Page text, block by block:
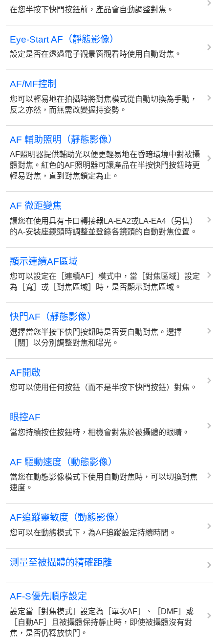
在您半按下快門按鈕前，產品會自動調整對焦。
Eye-Start AF（靜態影像）
設定是否在透過電子觀景窗觀看時使用自動對焦。
AF/MF控制
您可以輕易地在拍攝時將對焦模式從自動切換為手動，
反之亦然，而無需改變握持姿勢。
AF 輔助照明（靜態影像）
AF照明器提供輔助光以便更輕易地在昏暗環境中對被攝
體對焦。紅色的AF照明器可讓產品在半按快門按鈕時更
輕易對焦，直到對焦鎖定為止。
AF 微距變焦
讓您在使用具有卡口轉接器LA-EA2或LA-EA4（另售）
的A-安裝座鏡頭時調整並登錄各鏡頭的自動對焦位置。
顯示連續AF區域
您可以設定在［連續AF］模式中，當［對焦區域］設定
為［寬］或［對焦區域］時，是否顯示對焦區域。
快門AF（靜態影像）
選擇當您半按下快門按鈕時是否要自動對焦。選擇
［關］以分別調整對焦和曝光。
AF開啟
您可以使用任何按鈕（而不是半按下快門按鈕）對焦。
眼控AF
當您持續按住按鈕時，相機會對焦於被攝體的眼睛。
AF 驅動速度（動態影像）
當您在動態影像模式下使用自動對焦時，可以切換對焦
速度。
AF追蹤靈敏度（動態影像）
您可以在動態模式下，為AF追蹤設定持續時間。
測量至被攝體的精確距離
AF-S優先順序設定
設定當［對焦模式］設定為［單次AF］、［DMF］或
［自動AF］且被攝體保持靜止時，即使被攝體沒有對
焦，是否仍釋放快門。